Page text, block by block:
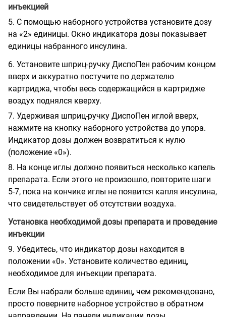
инъекцией
5. С помощью наборного устройства установите дозу
на «2» единицы. Окно индикатора дозы показывает
единицы набранного инсулина.
6. Установите шприц-ручку ДиспоПен рабочим концом
вверх и аккуратно постучите по держателю
картриджа, чтобы весь содержащийся в картридже
воздух поднялся кверху.
7. Удерживая шприц-ручку ДиспоПен иглой вверх,
нажмите на кнопку наборного устройства до упора.
Индикатор дозы должен возвратиться к нулю
(положение «0»).
8. На конце иглы должно появиться несколько капель
препарата. Если этого не произошло, повторите шаги
5-7, пока на кончике иглы не появится капля инсулина,
что свидетельствует об отсутствии воздуха.
Установка необходимой дозы препарата и проведение
инъекции
9. Убедитесь, что индикатор дозы находится в
положении «0». Установите количество единиц,
необходимое для инъекции препарата.
Если Вы набрали больше единиц, чем рекомендовано,
просто поверните наборное устройство в обратном